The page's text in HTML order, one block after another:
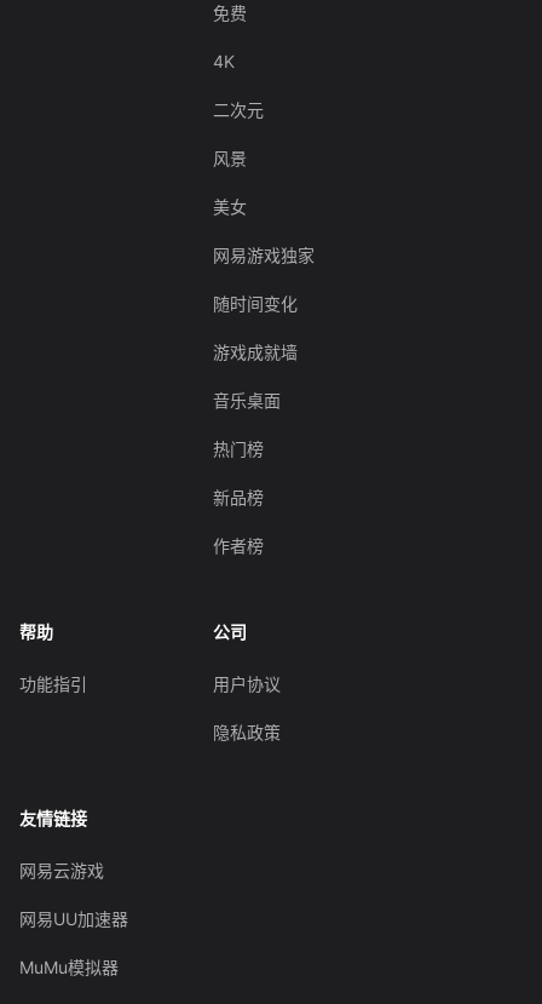
免费
4K
二次元
风景
美女
网易游戏独家
随时间变化
游戏成就墙
音乐桌面
热门榜
新品榜
作者榜
帮助
功能指引
公司
用户协议
隐私政策
友情链接
网易云游戏
网易UU加速器
MuMu模拟器